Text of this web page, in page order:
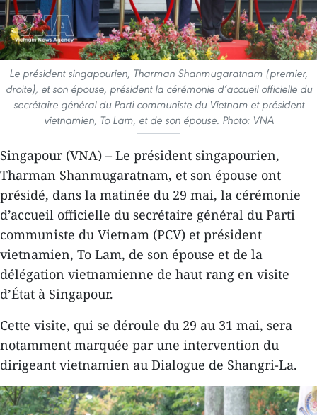
Le président singapourien, Tharman Shanmugaratnam (premier,
droite), et son épouse, président la cérémonie d’accueil officielle du
secrétaire général du Parti communiste du Vietnam et président
vietnamien, To Lam, et de son épouse. Photo: VNA
Singapour (VNA) – Le président singapourien,
Tharman Shanmugaratnam, et son épouse ont
présidé, dans la matinée du 29 mai, la cérémonie
d’accueil officielle du secrétaire général du Parti
communiste du Vietnam (PCV) et président
vietnamien, To Lam, de son épouse et de la
délégation vietnamienne de haut rang en visite
d’État à Singapour.
Cette visite, qui se déroule du 29 au 31 mai, sera
notamment marquée par une intervention du
dirigeant vietnamien au Dialogue de Shangri-La.